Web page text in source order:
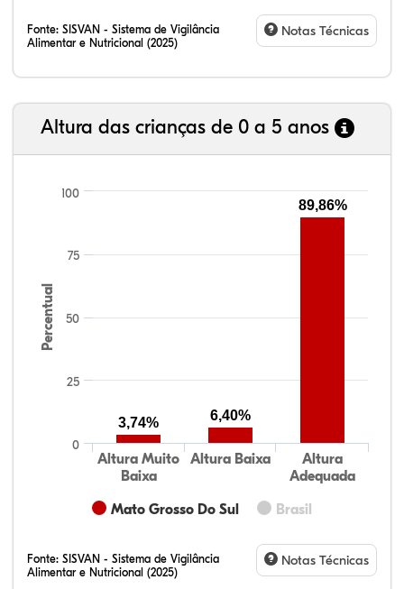
Fonte: SISVAN - Sistema de Vigilância
Alimentar e Nutricional (2025)
Notas Técnicas
Altura das crianças de 0 a 5 anos
Percentual
Mato Grosso Do Sul Brasil
Altura Muito
Baixa
Altura Baixa
Altura
Adequada
0
100
25
50
75
3,74% 6,40%
89,86%
Fonte: SISVAN - Sistema de Vigilância
Alimentar e Nutricional (2025)
Notas Técnicas